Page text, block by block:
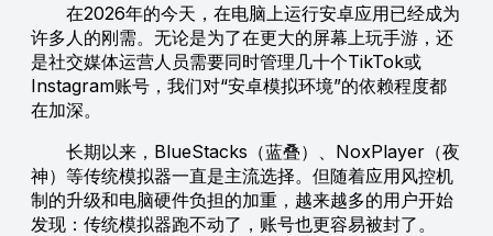
在2026年的今天，在电脑上运行安卓应用已经成为
许多人的刚需。无论是为了在更大的屏幕上玩手游，还
是社交媒体运营人员需要同时管理几十个TikTok或
Instagram账号，我们对“安卓模拟环境”的依赖程度都
在加深。
长期以来，BlueStacks（蓝叠）、NoxPlayer（夜
神）等传统模拟器一直是主流选择。但随着应用风控机
制的升级和电脑硬件负担的加重，越来越多的用户开始
发现：传统模拟器跑不动了，账号也更容易被封了。